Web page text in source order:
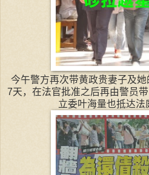
今午警方再次带黄政贵妻子及
7天，在法官批准之后再由警员
立委叶海量也抵达法